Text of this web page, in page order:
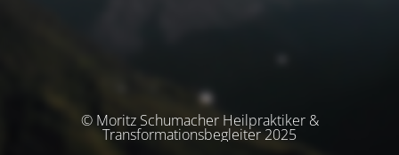
© Moritz Schumacher Heilpraktiker &
Transformationsbegleiter 2025